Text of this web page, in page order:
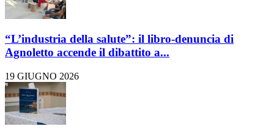
“L’industria della salute”: il libro-denuncia di
Agnoletto accende il dibattito a...
19 GIUGNO 2026